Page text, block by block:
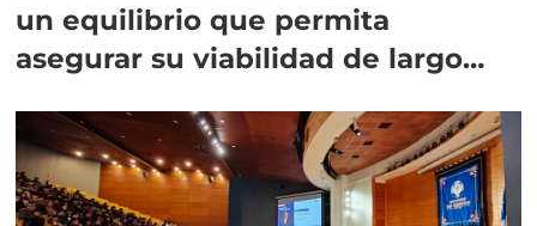
un equilibrio que permita
asegurar su viabilidad de largo